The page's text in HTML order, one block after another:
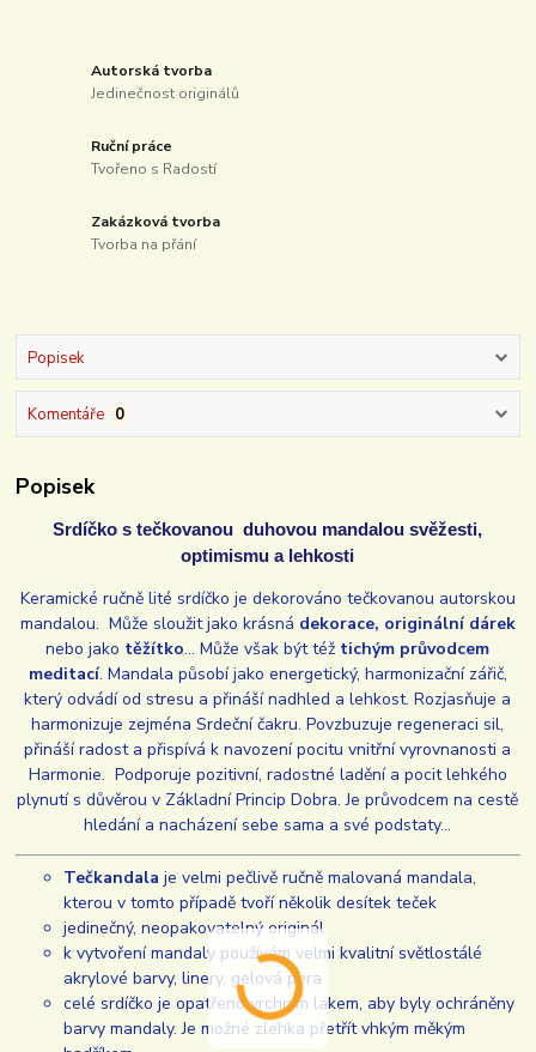
Autorská tvorba
Jedinečnost originálů
Ruční práce
Tvořeno s Radostí
Zakázková tvorba
Tvorba na přání
Popisek
Komentáře 0
Popisek
Srdíčko s tečkovanou duhovou mandalou svěžesti,
optimismu a lehkosti
Keramické ručně lité srdíčko je dekorováno tečkovanou autorskou
mandalou. Může sloužit jako krásná dekorace, originální dárek
nebo jako těžítko... Může však být též tichým průvodcem
meditací. Mandala působí jako energetický, harmonizační zářič,
který odvádí od stresu a přináší nadhled a lehkost. Rozjasňuje a
harmonizuje zejména Srdeční čakru. Povzbuzuje regeneraci sil,
přináší radost a přispívá k navození pocitu vnitřní vyrovnanosti a
Harmonie. Podporuje pozitivní, radostné ladění a pocit lehkého
plynutí s důvěrou v Základní Princip Dobra. Je průvodcem na cestě
hledání a nacházení sebe sama a své podstaty...
Tečkandala je velmi pečlivě ručně malovaná mandala,
kterou v tomto případě tvoří několik desítek teček
jedinečný, neopakovatelný originál
k vytvoření mandaly používám velmi kvalitní světlostálé
akrylové barvy, linery, gelová pera
celé srdíčko je opatřeno vrchním lakem, aby byly ochráněny
barvy mandaly. Je možné zlehka přetřít vhkým měkým